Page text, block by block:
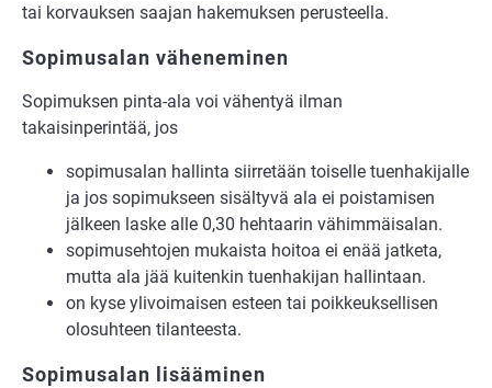
tai korvauksen saajan hakemuksen perusteella.
Sopimusalan väheneminen
Sopimuksen pinta-ala voi vähentyä ilman
takaisinperintää, jos
sopimusalan hallinta siirretään toiselle tuenhakijalle
ja jos sopimukseen sisältyvä ala ei poistamisen
jälkeen laske alle 0,30 hehtaarin vähimmäisalan.
sopimusehtojen mukaista hoitoa ei enää jatketa,
mutta ala jää kuitenkin tuenhakijan hallintaan.
on kyse ylivoimaisen esteen tai poikkeuksellisen
olosuhteen tilanteesta.
Sopimusalan lisääminen